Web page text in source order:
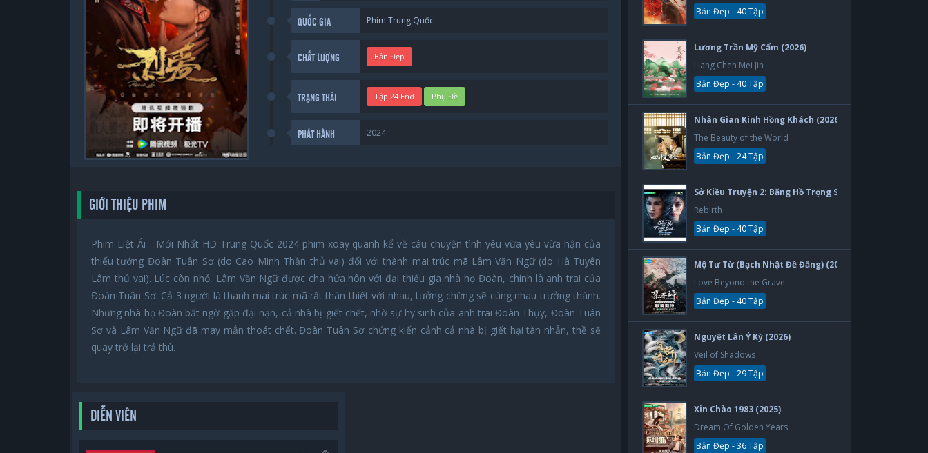
QUỐC GIA Phim Trung Quốc
CHẤT LƯỢNG Bản Đẹp
TRẠNG THÁI Tập 24 End Phụ Đề
PHÁT HÀNH 2024
GIỚI THIỆU PHIM
Phim Liệt Ái - Mới Nhất HD Trung Quốc 2024 phim xoay quanh kể về câu chuyện tình yêu vừa yêu vừa hận của
thiếu tướng Đoàn Tuân Sơ (do Cao Minh Thần thủ vai) đối với thành mai trúc mã Lâm Văn Ngữ (do Hà Tuyên
Lâm thủ vai). Lúc còn nhỏ, Lâm Văn Ngữ được cha hứa hôn với đại thiếu gia nhà họ Đoàn, chính là anh trai của
Đoàn Tuân Sơ. Cả 3 người là thanh mai trúc mã rất thân thiết với nhau, tưởng chừng sẽ cùng nhau trưởng thành.
Nhưng nhà họ Đoàn bất ngờ gặp đại nạn, cả nhà bị giết chết, nhờ sự hy sinh của anh trai Đoàn Thụy, Đoàn Tuân
Sơ và Lâm Văn Ngữ đã may mắn thoát chết. Đoàn Tuân Sơ chứng kiến cảnh cả nhà bị giết hại tàn nhẫn, thề sẽ
quay trở lại trả thù.
DIỄN VIÊN
Bản Đẹp - 40 Tập
Lương Trần Mỹ Cẩm (2026)
Liang Chen Mei Jin
Bản Đẹp - 40 Tập
Nhân Gian Kinh Hồng Khách (2026)
The Beauty of the World
Bản Đẹp - 24 Tập
Sở Kiều Truyện 2: Băng Hồ Trọng Sinh (2026)
Rebirth
Bản Đẹp - 40 Tập
Mộ Tư Từ (Bạch Nhật Đề Đăng) (2026)
Love Beyond the Grave
Bản Đẹp - 40 Tập
Nguyệt Lân Ỷ Kỳ (2026)
Veil of Shadows
Bản Đẹp - 29 Tập
Xin Chào 1983 (2025)
Dream Of Golden Years
Bản Đẹp - 36 Tập